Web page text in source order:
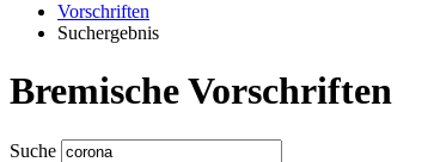
Vorschriften
Suchergebnis
Bremische Vorschriften
Suche